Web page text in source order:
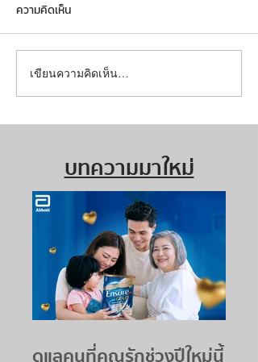
ความคิดเห็น
เขียนความคิดเห็น…
บทความมาใหม่
ดูแลคนที่คุณรักช่วงปีใหม่นี้